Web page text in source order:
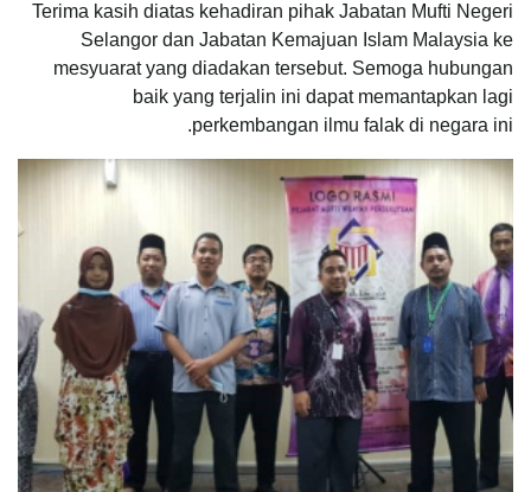
Terima kasih diatas kehadiran pihak Jabatan Mufti Negeri
Selangor dan Jabatan Kemajuan Islam Malaysia ke
mesyuarat yang diadakan tersebut. Semoga hubungan
baik yang terjalin ini dapat memantapkan lagi
perkembangan ilmu falak di negara ini.